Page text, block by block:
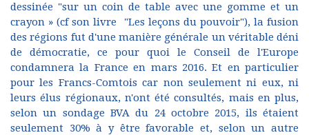
dessinée "sur un coin de table avec une gomme et un
crayon » (cf son livre "Les leçons du pouvoir"), la fusion
des régions fut d'une manière générale un véritable déni
de démocratie, ce pour quoi le Conseil de l'Europe
condamnera la France en mars 2016. Et en particulier
pour les Francs-Comtois car non seulement ni eux, ni
leurs élus régionaux, n'ont été consultés, mais en plus,
selon un sondage BVA du 24 octobre 2015, ils étaient
seulement 30% à y être favorable et, selon un autre